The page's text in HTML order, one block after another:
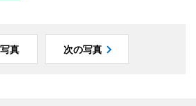
真 次の写真